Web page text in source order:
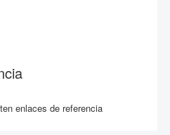
enlaces de referencia